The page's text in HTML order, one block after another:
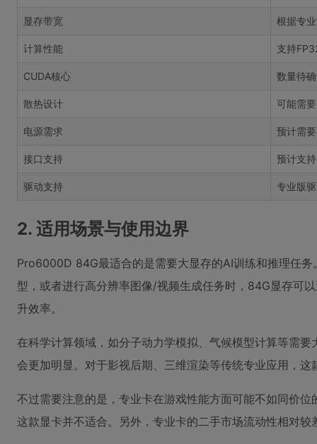
显存带宽 根据专
计算性能 支持
CUDA核心 数量待
散热设计 可能需
电源需求 预计需
接口支持 预计支
驱动支持 专业版
2. 适用场景与使用边界
Pro6000D 84G最适合的是需要大显存的AI训练和推理任
型，或者进行高分辨率图像/视频生成任务时，84G显存可
升效率。
在科学计算领域，如分子动力学模拟、气候模型计算等需
会更加明显。对于影视后期、三维渲染等传统专业应用，
不过需要注意的是，专业卡在游戏性能方面可能不如同价
这款显卡并不适合。另外，专业卡的二手市场流动性相对